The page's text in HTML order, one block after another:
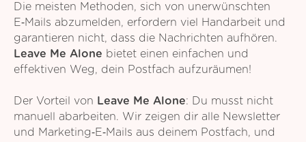
Die meisten Methoden, sich von unerwünschten
E‑Mails abzumelden, erfordern viel Handarbeit und
garantieren nicht, dass die Nachrichten aufhören.
Leave Me Alone bietet einen einfachen und
effektiven Weg, dein Postfach aufzuräumen!
Der Vorteil von Leave Me Alone: Du musst nicht
manuell abarbeiten. Wir zeigen dir alle Newsletter
und Marketing‑E‑Mails aus deinem Postfach, und